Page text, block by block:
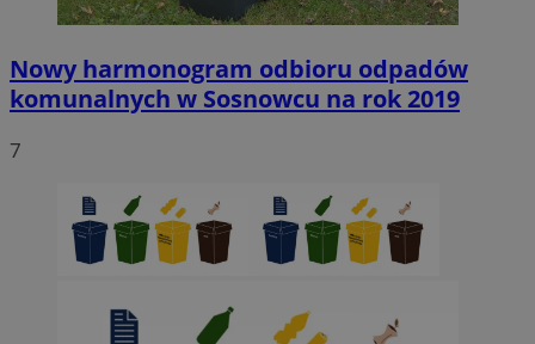
Nowy harmonogram odbioru odpadów
komunalnych w Sosnowcu na rok 2019
7
QeSessID sosnowiecki.pl
euds .rfihub.com